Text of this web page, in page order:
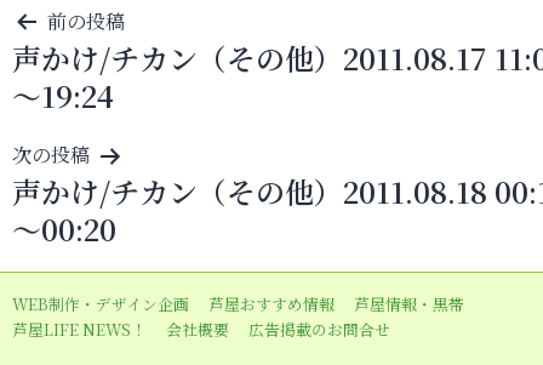
投
稿
ナ
ビ
ゲ
ー
シ
ョ
ン
前の投稿
声かけ/チカン（その他）2011.08.17
～19:24
次の投稿
声かけ/チカン（その他）2011.08.18
～00:20
WEB制作・デザイン企画 芦屋おすすめ情報
芦屋情報・黒帯
芦屋LIFE NEWS！
会社概要 広告掲載のお問合せ